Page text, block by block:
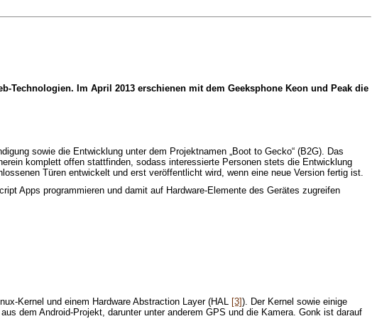
Technologien. Im April 2013 erschienen mit dem Geeksphone Keon und Peak die
sowie die Entwicklung unter dem Projektnamen „Boot to Gecko“ (B2G). Das
komplett offen stattfinden, sodass interessierte Personen stets die Entwicklung
Türen entwickelt und erst veröffentlicht wird, wenn eine neue Version fertig ist.
Apps programmieren und damit auf Hardware-Elemente des Gerätes zugreifen
Kernel und einem Hardware Abstraction Layer (HAL [3]). Der Kernel sowie einige
dem Android-Projekt, darunter unter anderem GPS und die Kamera. Gonk ist darauf